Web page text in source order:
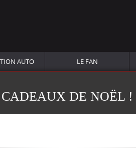
AUTO LE FAN
DE NOËL !